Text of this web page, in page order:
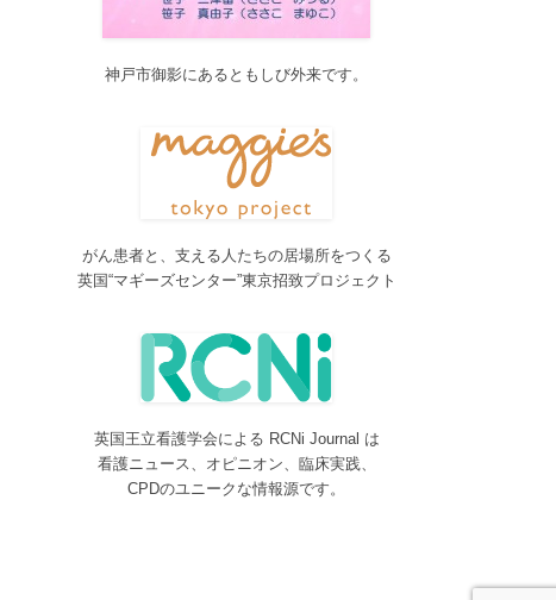
サービス内容のページに「医の知の共有」を追加し
め、一部カテゴリーが表示されなくなります。ご迷
惑をおかけしますが、何卒ご理解いただけますよう
お願いいたします。
Neurosurgery Summary・Pituitary Summaryにおい
て、分類を追加しました。各一覧の右側の「カテゴ
脳神経外科関連論文をエキスパートが海外誌から厳
選し日本語で紹介するNeurosurgery Summaryを公
2016/08/08
間脳下垂体を中心とした論文をエキスパートが海外
誌から厳選し日本語で紹介するPituitary Summaryを
神戸市御影にあるともしび外来です。
がん患者と、支える人たちの居場所をつくる
英国“マギーズセンター”東京招致プロジェクト
英国王立看護学会による RCNi Journal は
看護ニュース、オピニオン、臨床実践、
CPDのユニークな情報源です。